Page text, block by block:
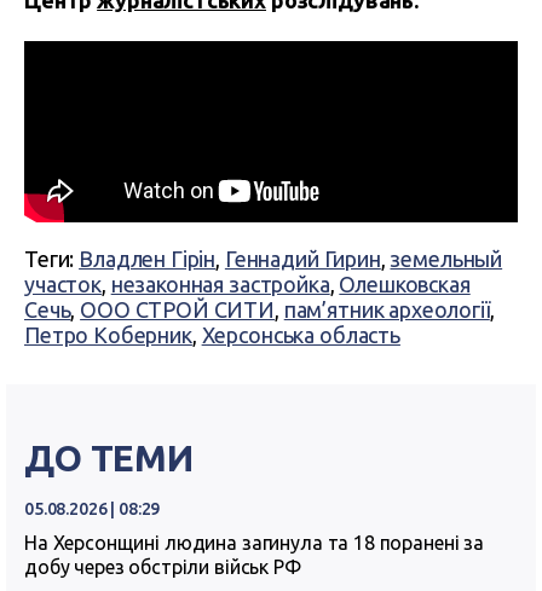
Теги: Владлен Гірін, Геннадий Гирин, земельный
участок, незаконная застройка, Олешковская
Сечь, ООО СТРОЙ СИТИ, пам’ятник археології,
Петро Коберник, Херсонська область
ДО ТЕМИ
05.08.2026 | 08:29
На Херсонщині людина загинула та 18 поранені за
добу через обстріли військ РФ